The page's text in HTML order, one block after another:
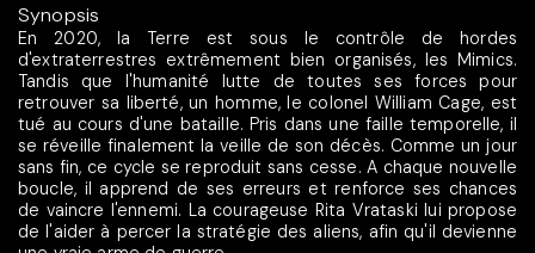
Synopsis
En 2020, la Terre est sous le contrôle de hordes
d'extraterrestres extrêmement bien organisés, les Mimics.
Tandis que l'humanité lutte de toutes ses forces pour
retrouver sa liberté, un homme, le colonel William Cage, est
tué au cours d'une bataille. Pris dans une faille temporelle, il
se réveille finalement la veille de son décès. Comme un jour
sans fin, ce cycle se reproduit sans cesse. A chaque nouvelle
boucle, il apprend de ses erreurs et renforce ses chances
de vaincre l'ennemi. La courageuse Rita Vrataski lui propose
de l'aider à percer la stratégie des aliens, afin qu'il devienne